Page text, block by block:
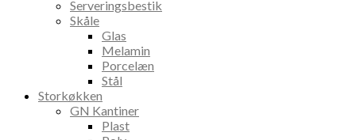
Serveringsbestik
Skåle
Glas
Melamin
Porcelæn
Stål
Storkøkken
GN Kantiner
Plast